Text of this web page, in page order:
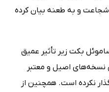
و به طعنه بیان کرده
بکت زیر تأثیر عمیق
نسخه‌های اصیل و معتبر
نکرده است. همچنین از